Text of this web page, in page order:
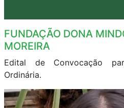
FUNDAÇÃO DONA
MOREIRA
Edital de Convocação
Ordinária.